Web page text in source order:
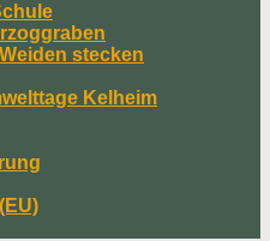
stecken
Kelheim